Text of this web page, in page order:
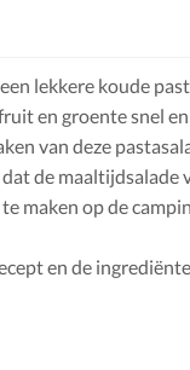
lekkere koude
en groente snel
van deze
de maaltijdsalade
maken op de
en de